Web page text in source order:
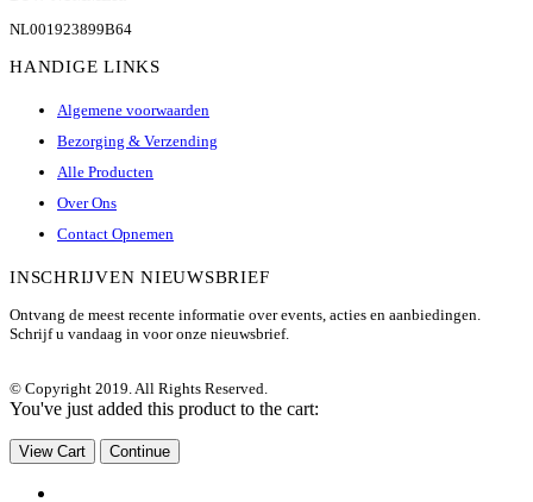
NL001923899B64
HANDIGE LINKS
Algemene voorwaarden
Bezorging & Verzending
Alle Producten
Over Ons
Contact Opnemen
INSCHRIJVEN NIEUWSBRIEF
Ontvang de meest recente informatie over events, acties en aanbiedingen.
Schrijf u vandaag in voor onze nieuwsbrief.
© Copyright 2019. All Rights Reserved.
You've just added this product to the cart:
View Cart Continue